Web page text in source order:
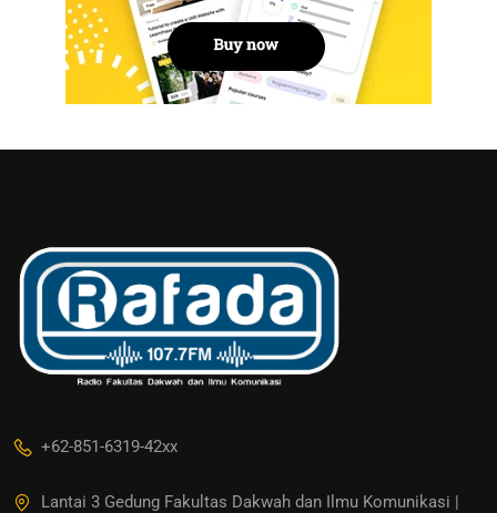
+62-851-6319-42xx
Lantai 3 Gedung Fakultas Dakwah dan Ilmu Komunikasi |